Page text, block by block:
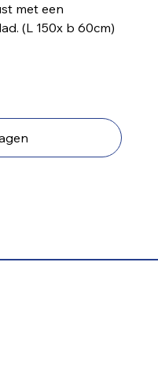
met een
(L 150x b 60cm)